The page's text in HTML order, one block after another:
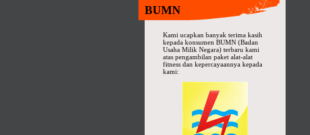
BUMN
Kami ucapkan banyak terima kasih
kepada konsumen BUMN (Badan
Usaha Milik Negara) terbaru kami
atas pengambilan paket alat-alat
fitness dan kepercayaannya kepada
kami: